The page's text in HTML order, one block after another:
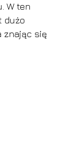
W ten
dużo
znając się